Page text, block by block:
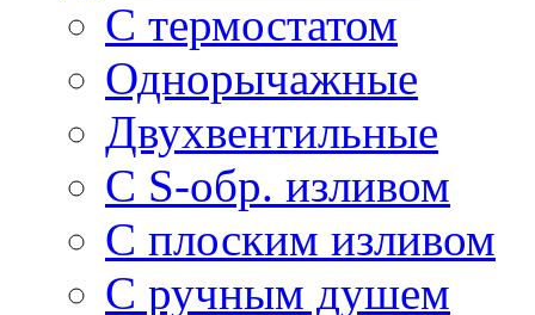
С термостатом
Однорычажные
Двухвентильные
С S-обр. изливом
С плоским изливом
С ручным душем